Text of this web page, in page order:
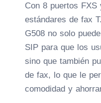
Con 8 puertos
estándares de fax
G508 no solo
SIP para que los
sino que también
de fax, lo que le
comodidad y